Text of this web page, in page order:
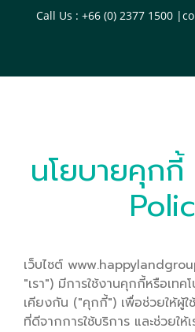
Call Us : +66 (0) 2377 1500
นโยบายคุก
เว็บไซต์
"เรา") มีการใช้งานคุกกี้หรือเท
เคียงกัน ("คุกกี้") เพื่อช่วยให้ผู้ใ
ที่ดีจากการใช้บริการ และช่วยใ